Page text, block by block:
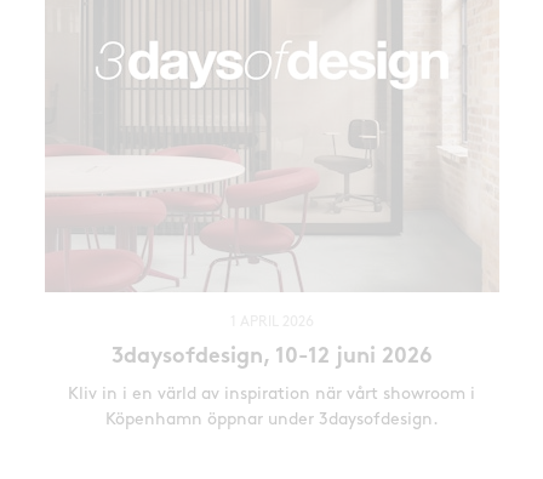
3daysofdesign, 10-12 juni 2026
Kliv in i en värld av inspiration när vårt showroom i
Köpenhamn öppnar under 3daysofdesign.